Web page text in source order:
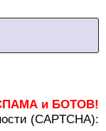
и БОТОВ!
(CAPTCHA):